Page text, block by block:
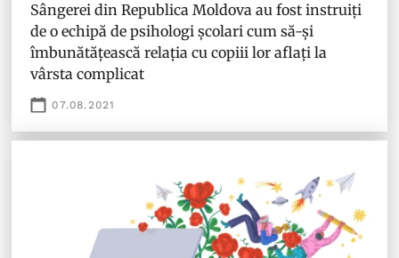
Sângerei din Republica Moldova au fost instruiți
de o echipă de psihologi școlari cum să-și
îmbunătățească relația cu copiii lor aflați la
vârsta complicat
07.08.2021